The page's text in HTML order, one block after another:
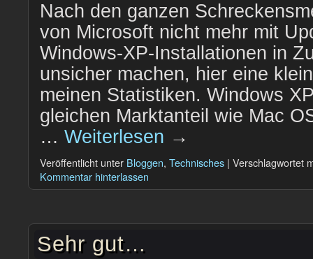
Nach den ganzen
von Microsoft nicht mehr mit
Windows-XP-Installationen in
unsicher machen, hier eine
meinen Statistiken. Windows
gleichen Marktanteil wie Mac
… Weiterlesen →
Veröffentlicht unter Bloggen, Technisches | Verschlagwortet
Kommentar hinterlassen
Sehr gut…